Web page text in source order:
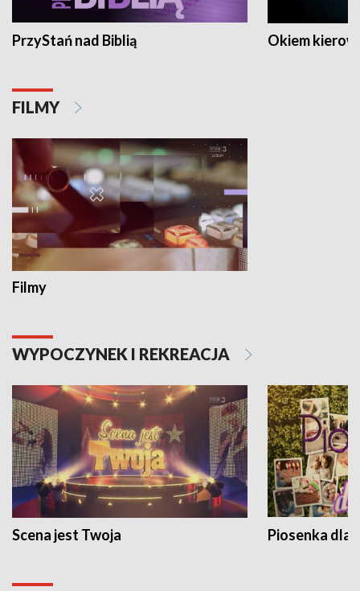
PrzyStań nad Biblią Okiem
FILMY
Filmy
WYPOCZYNEK I REKREACJA
Scena jest Twoja Piosenka dla